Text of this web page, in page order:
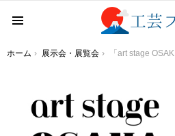
You are here:
ホーム 展示会・展覧会 「art stage OSAKA 2022」出展作家情報を公開